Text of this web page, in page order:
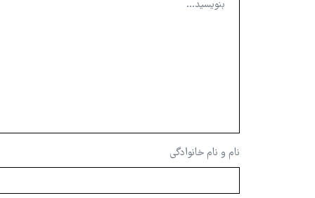
نام و نام خانوادگی